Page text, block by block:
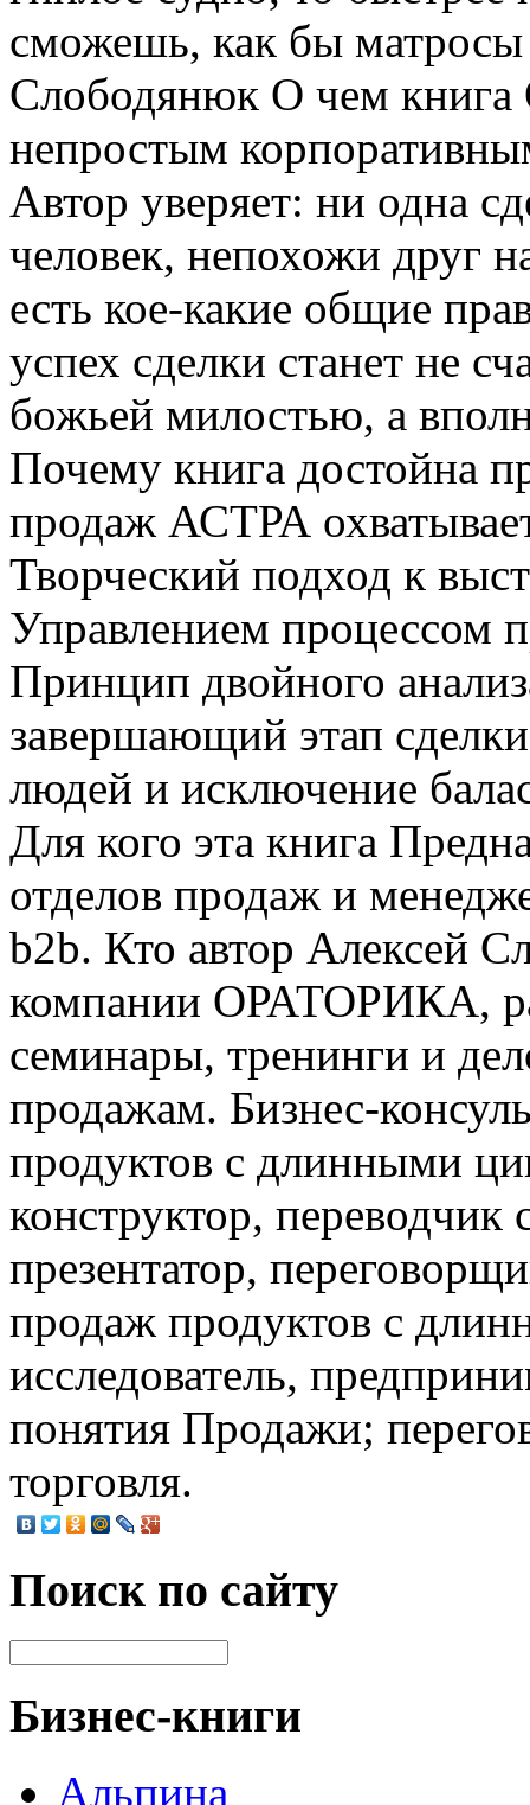
сможешь, как бы матросы
Слободянюк О чем книга
непростым
Автор уверяет: ни одна
человек, непохожи друг
есть кое-какие общие
успех сделки станет не
божьей милостью, а
Почему книга достойна
продаж АСТРА
Творческий подход к
Управлением процессом
Принцип двойного
завершающий этап
людей и исключение
Для кого эта книга
отделов продаж и
b2b. Кто автор Алексей
компании ОРАТОРИКА,
семинары, тренинги и
продажам. Бизнес-
продуктов с длинными
конструктор, переводчик
презентатор,
продаж продуктов с
исследователь,
понятия Продажи;
торговля.
Поиск по сайту
Бизнес-книги
Альпина